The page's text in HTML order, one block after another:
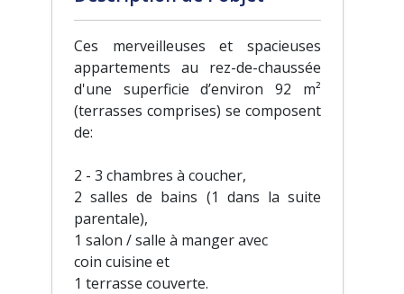
Ces merveilleuses et spacieuses
appartements au rez-de-chaussée
d'une superficie d’environ 92 m²
(terrasses comprises) se composent
de:
2 - 3 chambres à coucher,
2 salles de bains (1 dans la suite
parentale),
1 salon / salle à manger avec
coin cuisine et
1 terrasse couverte.